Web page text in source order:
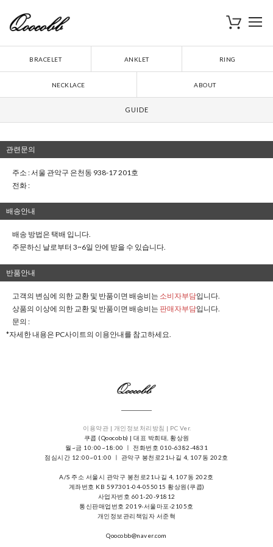
장바구니
BRACELET ANKLET RING
NECKLACE ABOUT
GUIDE
관련문의
주소 : 서울 관악구 은천동 938-17 201호
전화 :
배송안내
배송 방법은 택배 입니다.
주문하신 날로부터 3~6일 안에 받을 수 있습니다.
반품안내
고객의 변심에 의한 교환 및 반품이면 배송비는 소비자부담입니다.
상품의 이상에 의한 교환 및 반품이면 배송비는 판매자부담입니다.
문의 :
*자세한 내용은 PC사이트의 이용안내를 참고하세요.
이용약관 | 개인정보처리방침 | PC Ver.
쿠콥 (Qoocobb) | 대표 박희태, 황상원
월~금 10:00~18:00 ㅣ 전화번호 010-6382-4831
점심시간 12:00~01:00 ㅣ 관악구 봉천로21나길 4, 107동 202호
A/S 주소 서울시 관악구 봉천로21나길 4, 107동 202호
계좌번호 KB 597301-04-055015 황상원(쿠콥)
사업자번호 601-20-91812
통신판매업번호 2019-서울마포-2105호
개인정보관리책임자 서준혁
Qoocobb@naver.com